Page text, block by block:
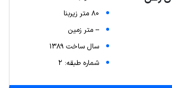
80 متر زیربنا
-- متر زمین
سال ساخت 1389
شماره طبقه: 2